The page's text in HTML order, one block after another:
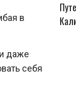
в
даже
себя